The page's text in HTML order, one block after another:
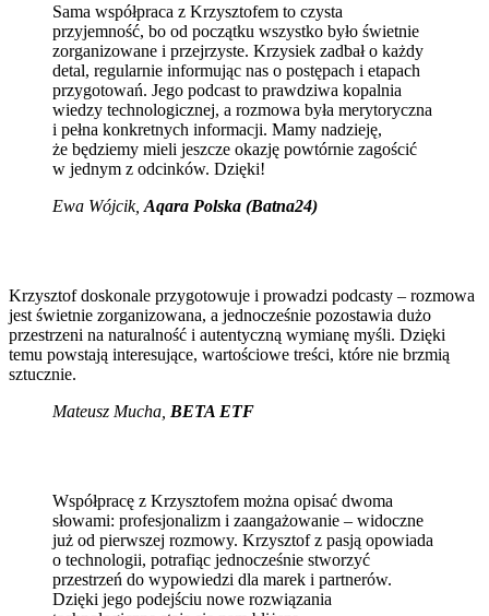
Sama współpraca z Krzysztofem to czysta
przyjemność, bo od początku wszystko było świetnie
zorganizowane i przejrzyste. Krzysiek zadbał o każdy
detal, regularnie informując nas o postępach i etapach
przygotowań. Jego podcast to prawdziwa kopalnia
wiedzy technologicznej, a rozmowa była merytoryczna
i pełna konkretnych informacji. Mamy nadzieję,
że będziemy mieli jeszcze okazję powtórnie zagościć
w jednym z odcinków. Dzięki!
Ewa Wójcik, Aqara Polska (Batna24)
Krzysztof doskonale przygotowuje i prowadzi podcasty – rozmowa
jest świetnie zorganizowana, a jednocześnie pozostawia dużo
przestrzeni na naturalność i autentyczną wymianę myśli. Dzięki
temu powstają interesujące, wartościowe treści, które nie brzmią
sztucznie.
Mateusz Mucha BETA ETF
Współpracę z Krzysztofem można opisać dwoma
słowami: profesjonalizm i zaangażowanie – widoczne
już od pierwszej rozmowy. Krzysztof z pasją opowiada
o technologii, potrafiąc jednocześnie stworzyć
przestrzeń do wypowiedzi dla marek i partnerów.
Dzięki jego podejściu nowe rozwiązania